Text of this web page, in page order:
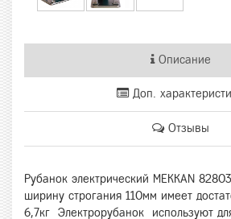
Описание
Доп.
Отзывы
Рубанок электрический MEKKAN
ширину строгания 110мм имеет
6,7кг Электрорубанок используют